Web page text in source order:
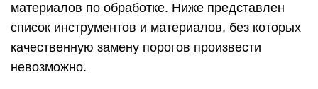
материалов по обработке. Ниже представлен
список инструментов и материалов, без которых
качественную замену порогов произвести
невозможно.